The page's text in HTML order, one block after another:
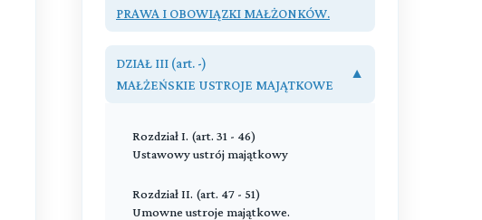
PRAWA I OBOWIĄZKI MAŁŻONKÓW.
Przeczytaj zawartość działu
DZIAŁ III (art. -)
MAŁŻEŃSKIE USTROJE MAJĄTKOWE
▼
Rozdział I. (art. 31 - 46)
Ustawowy ustrój majątkowy
Rozdział II. (art. 47 - 51)
Umowne ustroje majątkowe.